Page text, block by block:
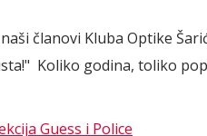
članovi Kluba Optike
Koliko godina, toliko
Guess i Police